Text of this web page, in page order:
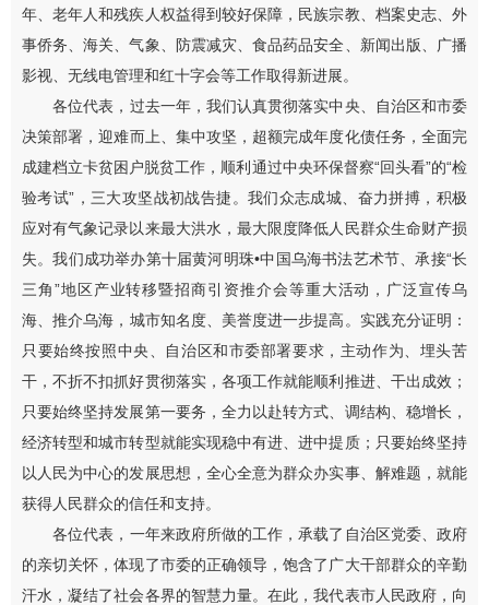
年、老年人和残疾人权益得到较好保障，民族宗教、档案史志、外
事侨务、海关、气象、防震减灾、食品药品安全、新闻出版、广播
影视、无线电管理和红十字会等工作取得新进展。
各位代表，过去一年，我们认真贯彻落实中央、自治区和市委
决策部署，迎难而上、集中攻坚， 超额完成年度化债任务， 全面完
成建档立卡贫困户脱贫工作 ， 顺利通过中央环保督察“回头看”的“检
验考试” ，三大攻坚战初战告捷 。我们众志成城、奋力拼搏， 积极
应对有气象记录以来最大洪水，最大限度降低人民群众生命财产损
失。我们成功举办第十届黄河明珠•中国乌海书法艺术节、承接“长
三角”地区产业转移暨招商引资推介会等重大活动， 广泛宣传乌
海、推介乌海 ，城市知名度、美誉度进一步提高。实践充分证明：
只要始终按照中央、自治区和市委部署要求，主动作为、埋头苦
干，不折不扣抓好贯彻落实，各项工作就能顺利推进、干出成效；
只要始终坚持发展第一要务，全力以赴转方式、调结构、稳增长，
经济转型和城市转型就能实现稳中有进、进中提质；只要始终坚持
以人民为中心的发展思想，全心全意为群众办实事、解难题，就能
获得人民群众的信任和支持。
各位代表，一年来政府所做的工作，承载了自治区党委、政府
的亲切关怀，体现了市委的正确领导，饱含了广大干部群众的辛勤
汗水，凝结了社会各界的智慧力量。在此，我代表市人民政府，向